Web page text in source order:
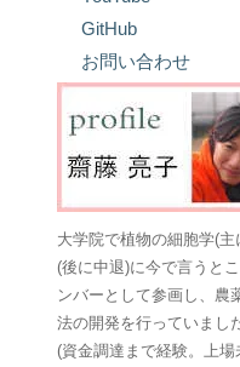
GitHub
お問い合わせ
大学院で植物の細胞学(
(後に中退)に今で言うと
ンバーとして参画し、農
法の開発を行っていまし
(資金調達まで経験。上場